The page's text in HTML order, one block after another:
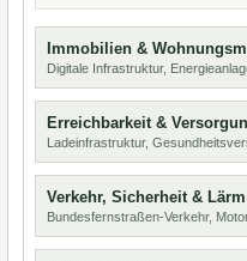
Immobilien &
Digitale Infrastruktur,
Erreichbarkeit &
Ladeinfrastruktur,
Verkehr, Sicherheit & Lärm
Bundesfernstraßen-Verkehr,